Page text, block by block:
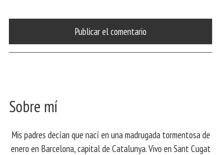
Sobre mí
Mis padres decían que nací en una madrugada tormentosa de
enero en Barcelona, ​​capital de Catalunya. Vivo en Sant Cugat